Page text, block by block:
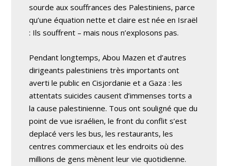
sourde aux souffrances des Palestiniens, parce
qu’une équation nette et claire est née en Israël
: Ils souffrent – mais nous n’explosons pas.
Pendant longtemps, Abou Mazen et d’autres
dirigeants palestiniens très importants ont
averti le public en Cisjordanie et a Gaza : les
attentats suicides causent d’immenses torts a
la cause palestinienne. Tous ont souligné que du
point de vue israélien, le front du conflit s’est
deplacé vers les bus, les restaurants, les
centres commerciaux et les endroits où des
millions de gens mènent leur vie quotidienne.